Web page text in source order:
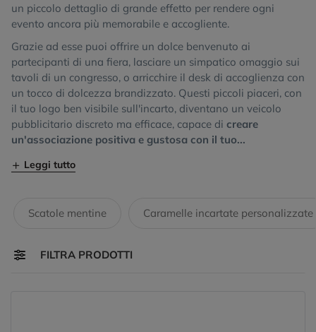
un piccolo dettaglio di grande effetto per rendere ogni
evento ancora più memorabile e accogliente.
Grazie ad esse puoi offrire un dolce benvenuto ai
partecipanti di una fiera, lasciare un simpatico omaggio sui
tavoli di un congresso, o arricchire il desk di accoglienza con
un tocco di dolcezza brandizzato. Questi piccoli piaceri, con
il tuo logo ben visibile sull'incarto, diventano un veicolo
pubblicitario discreto ma efficace, capace di creare
un'associazione positiva e gustosa con il tuo...
Leggi tutto
Scatole mentine Caramelle incartate personalizzate
Toggle navigation
FILTRA PRODOTTI